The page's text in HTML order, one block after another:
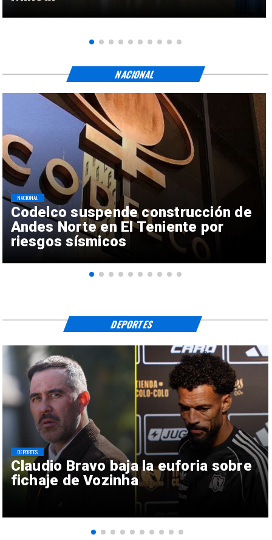
Codelco suspende construcción de
Andes Norte en El Teniente por
riesgos sísmicos
NACIONAL
NACIONAL
Claudio Bravo baja la euforia sobre
fichaje de Vozinha
DEPORTES
DEPORTES